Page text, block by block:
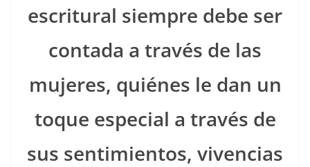
escrit­ur­al siem­pre debe ser
con­ta­da a través de las
mujeres, quiénes le dan un
toque espe­cial a través de
sus sen­timien­tos, viven­cias